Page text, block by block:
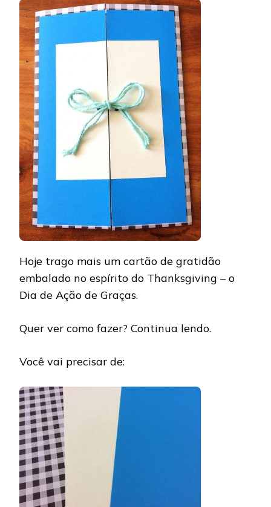
Hoje trago mais um cartão de gratidão
embalado no espírito do Thanksgiving – o
Dia de Ação de Graças.
Quer ver como fazer? Continua lendo.
Você vai precisar de: